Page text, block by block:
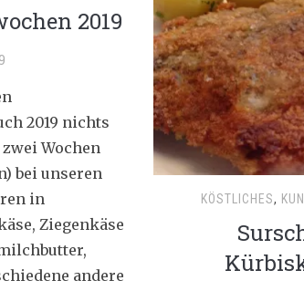
2019
2019 nichts
Wochen
bei unseren
in
Ziegenkäse
andere
KÖSTLICHES,